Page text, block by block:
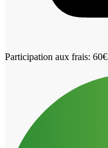
Participation aux frais: 60€